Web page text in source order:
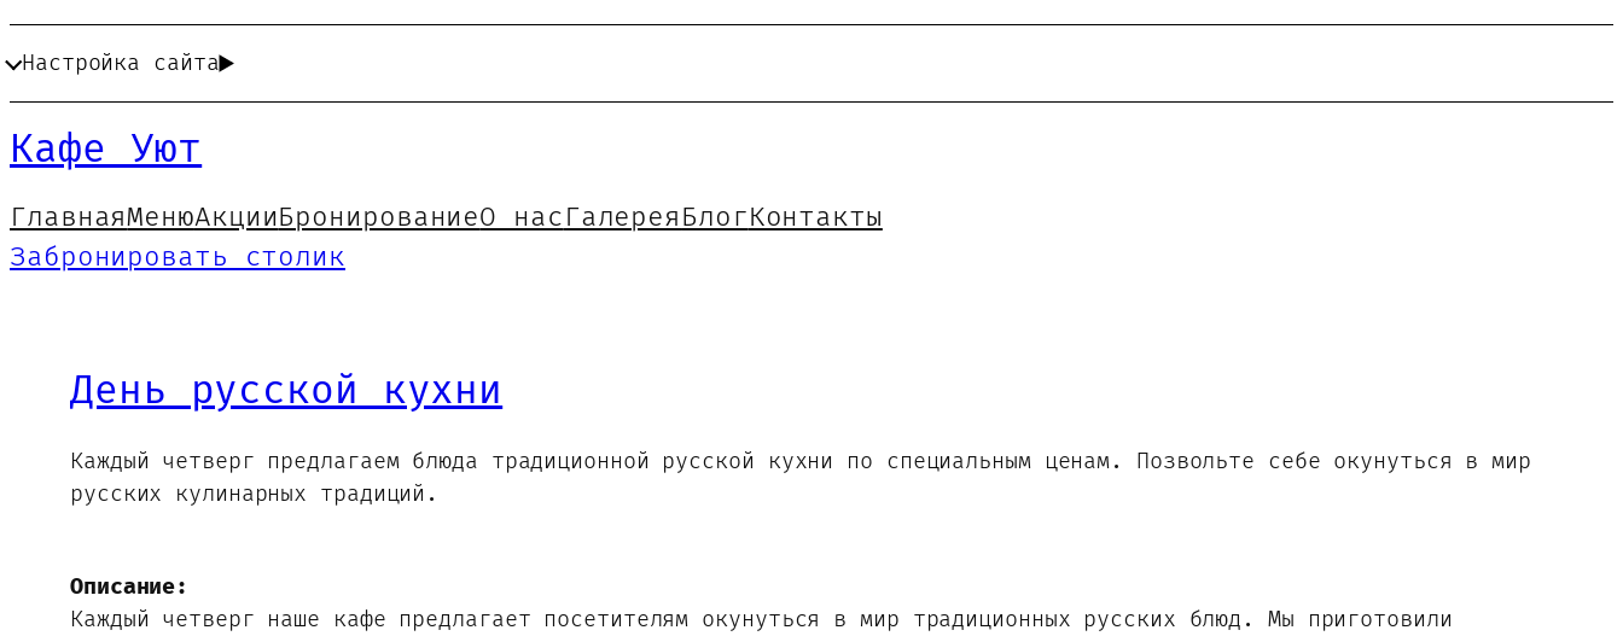
Настройка сайта
Кафе Уют
ГлавнаяМенюАкцииБронированиеО насГалереяБлогКонтакты
Забронировать столик
День русской кухни
Каждый четверг предлагаем блюда традиционной русской кухни по специальным ценам. Позвольте себе окунуться в мир
русских кулинарных традиций.
Описание:
Каждый четверг наше кафе предлагает посетителям окунуться в мир традиционных русских блюд. Мы приготовили